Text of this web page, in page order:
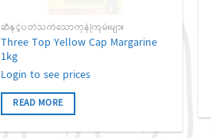
ဆီနှင့်ပတ်သက်သောကုန်ကြမ်းများ
Three Top Yellow Cap Margarine
1kg
Login to see prices
READ MORE